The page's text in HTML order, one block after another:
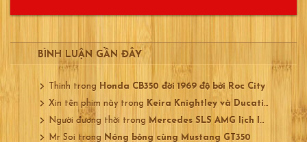
BÌNH LUẬN GẦN ĐÂY
Thinh trong
Honda CB350 đời 1969 độ bởi Roc City
Xin tên phim này trong
Keira Knightley và Ducati 750
Người đương thời trong Mercedes SLS AMG lịch lãm
Mr Soi trong Nóng bỏng cùng Mustang GT350